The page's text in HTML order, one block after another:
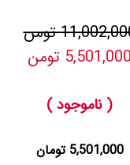
تومن
5,501,000 تومن
( ناموجود )
5,501,000 تومان